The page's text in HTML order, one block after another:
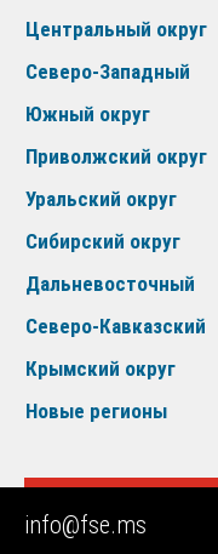
Центральный округ
Северо-Западный
Южный округ
Приволжский округ
Уральский округ
Сибирский округ
Дальневосточный
Северо-Кавказский
Крымский округ
Новые регионы
info@fse.ms